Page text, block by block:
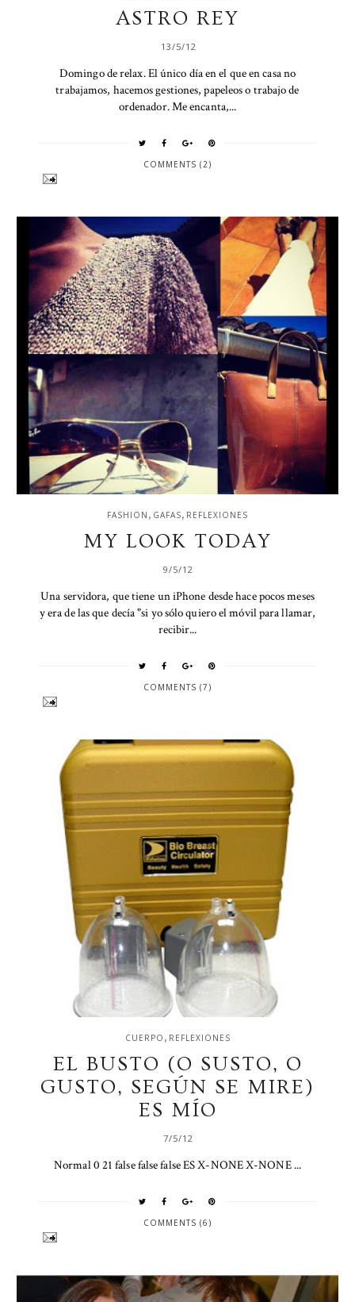
ASTRO REY
13/5/12
Domingo de relax. El único día en el que en casa no
trabajamos, hacemos gestiones, papeleos o trabajo de
ordenador. Me encanta,...
COMMENTS (2)
FASHION , GAFAS, REFLEXIONES
MY LOOK TODAY
9/5/12
Una servidora, que tiene un iPhone desde hace pocos meses
y era de las que decía "si yo sólo quiero el móvil para llamar,
recibir...
COMMENTS (7)
CUERPO , REFLEXIONES
EL BUSTO (O SUSTO, O
GUSTO, SEGÚN SE MIRE)
ES MÍO
7/5/12
Normal 0 21 false false false ES X-NONE X-NONE ...
COMMENTS (6)